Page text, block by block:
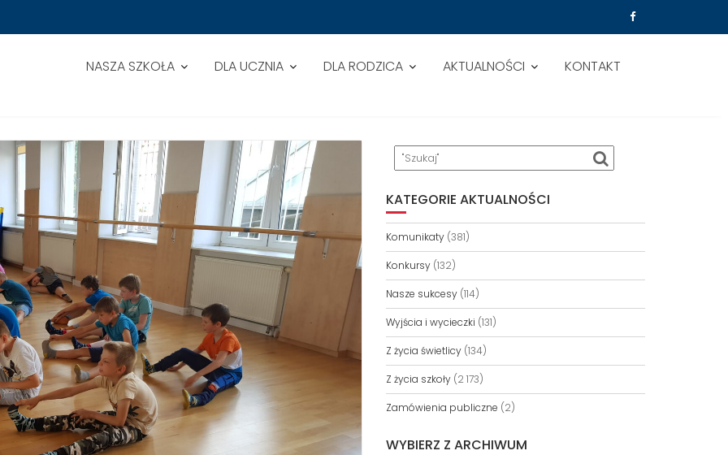
NASZA SZKOŁA DLA UCZNIA DLA RODZICA AKTUALNOŚCI KONTAKT
I HIP HOPU
KATEGORIE AKTUALNOŚCI
Komunikaty(381)
Konkursy(132)
Nasze sukcesy(114)
Wyjścia i wycieczki (131)
Z życia świetlicy(134)
Z życia szkoły(2 173)
Zamówienia publiczne (2)
WYBIERZ Z ARCHIWUM